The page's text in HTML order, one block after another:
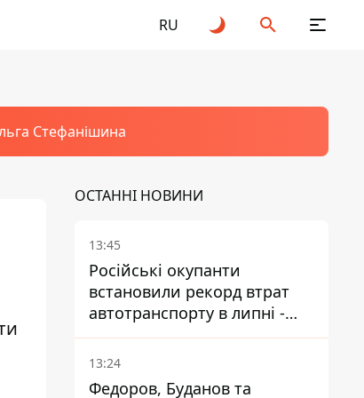
RU
Стефанішина
ОСТАННІ НОВИНИ
13:45
Російські окупанти
встановили рекорд втрат
автотранспорту в липні -
майже 14 тисяч одиниць
13:24
Федоров, Буданов та